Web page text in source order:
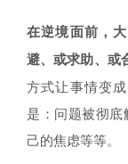
在逆境面前，
避、或求助、或
方式让事情变
是：问题被彻
己的焦虑等等。